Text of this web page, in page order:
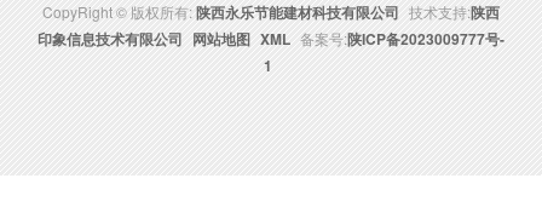
CopyRight © 版权所有:陕西永乐节能建材科技有限公司 技术支持:陕西
印象信息技术有限公司 网站地图 XML 备案号:陕ICP备2023009777号-
1